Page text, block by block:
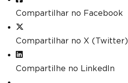
Compartilhar no Facebook
Compartilhar no X (Twitter)
Compartilhe no LinkedIn